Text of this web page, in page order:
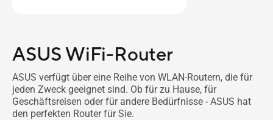
ASUS WiFi-Router
ASUS verfügt über eine Reihe von WLAN-Routern, die für
jeden Zweck geeignet sind. Ob für zu Hause, für
Geschäftsreisen oder für andere Bedürfnisse - ASUS hat
den perfekten Router für Sie.